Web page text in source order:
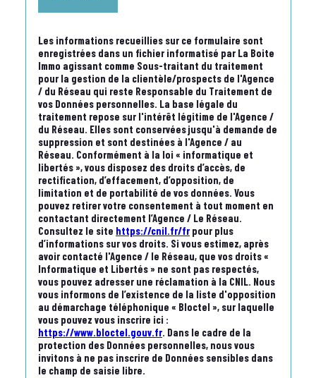
Les informations recueillies sur ce formulaire sont
enregistrées dans un fichier informatisé par La Boite
Immo agissant comme Sous-traitant du traitement
pour la gestion de la clientèle/prospects de l'Agence
/ du Réseau qui reste Responsable du Traitement de
vos Données personnelles. La base légale du
traitement repose sur l'intérêt légitime de l'Agence /
du Réseau. Elles sont conservées jusqu'à demande de
suppression et sont destinées à l'Agence / au
Réseau. Conformément à la loi « informatique et
libertés », vous disposez des droits d’accès, de
rectification, d’effacement, d’opposition, de
limitation et de portabilité de vos données. Vous
pouvez retirer votre consentement à tout moment en
contactant directement l’Agence / Le Réseau.
Consultez le site https://cnil.fr/fr pour plus
d’informations sur vos droits. Si vous estimez, après
avoir contacté l'Agence / le Réseau, que vos droits «
Informatique et Libertés » ne sont pas respectés,
vous pouvez adresser une réclamation à la CNIL. Nous
vous informons de l’existence de la liste d'opposition
au démarchage téléphonique « Bloctel », sur laquelle
vous pouvez vous inscrire ici :
https://www.bloctel.gouv.fr. Dans le cadre de la
protection des Données personnelles, nous vous
invitons à ne pas inscrire de Données sensibles dans
le champ de saisie libre.